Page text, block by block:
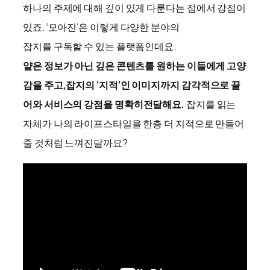
하나의 주제에 대해 깊이 있게 다룬다는 점에서 강점이
있죠. ‘모아진’은 이렇게 다양한 분야의
잡지를 구독할 수 있는 플랫폼인데요.
얕은 정보가 아닌 깊은 콘텐츠를 원하는 이들에게 고양
감을 주고,잡지의 ‘지적’인 이미지까지 감각적으로 끌
어와 서비스의 강점을 명확히전달해요. 잡지를 읽는
자체가 나의 라이프스타일을 한층 더 지적으로 만들어
줄 것처럼 느껴진달까요?